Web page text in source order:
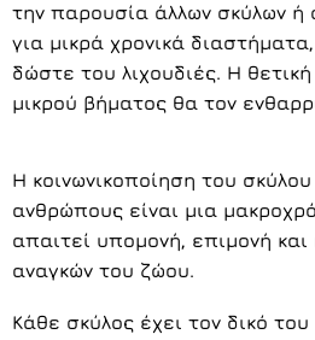
την παρουσία άλλων σκύλων ή
για μικρά χρονικά
δώστε του λιχουδιές. Η
μικρού βήματος θα τον
Η κοινωνικοποίηση του
ανθρώπους είναι μια
απαιτεί υπομονή, επιμονή
αναγκών του ζώου.
Κάθε σκύλος έχει τον δικό